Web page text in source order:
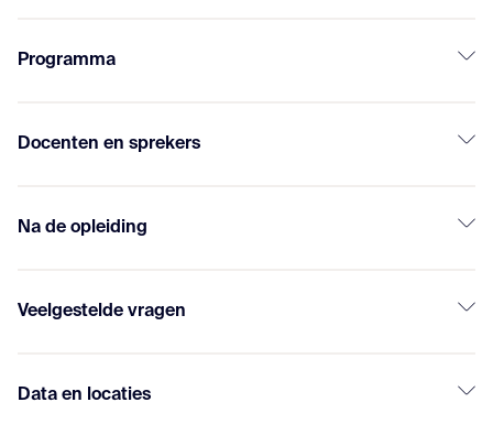
Programma
Docenten en sprekers
Na de opleiding
Veelgestelde vragen
Data en locaties